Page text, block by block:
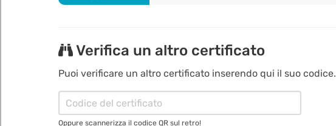
Verifica un altro certificato
Puoi verificare un altro certificato inserendo qui il suo codice.
Oppure scannerizza il codice QR sul retro!